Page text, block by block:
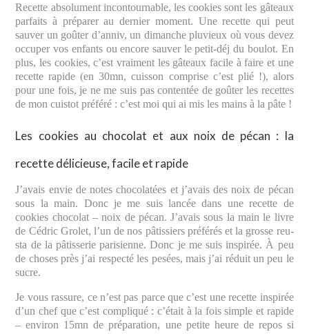
Recette absolument incontournable, les cookies sont les gâteaux
parfaits à préparer au dernier moment. Une recette qui peut
sauver un goûter d’anniv, un dimanche pluvieux où vous devez
occuper vos enfants ou encore sauver le petit-déj du boulot. En
plus, les cookies, c’est vraiment les gâteaux facile à faire et une
recette rapide (en 30mn, cuisson comprise c’est plié !), alors
pour une fois, je ne me suis pas contentée de goûter les recettes
de mon cuistot préféré : c’est moi qui ai mis les mains à la pâte !
Les cookies au chocolat et aux noix de pécan : la
recette délicieuse, facile et rapide
J’avais envie de notes chocolatées et j’avais des noix de pécan
sous la main. Donc je me suis lancée dans une recette de
cookies chocolat – noix de pécan. J’avais sous la main le livre
de Cédric Grolet, l’un de nos pâtissiers préférés et la grosse reu-
sta de la pâtisserie parisienne. Donc je me suis inspirée. À peu
de choses près j’ai respecté les pesées, mais j’ai réduit un peu le
sucre.
Je vous rassure, ce n’est pas parce que c’est une recette inspirée
d’un chef que c’est compliqué : c’était à la fois simple et rapide
– environ 15mn de préparation, une petite heure de repos si